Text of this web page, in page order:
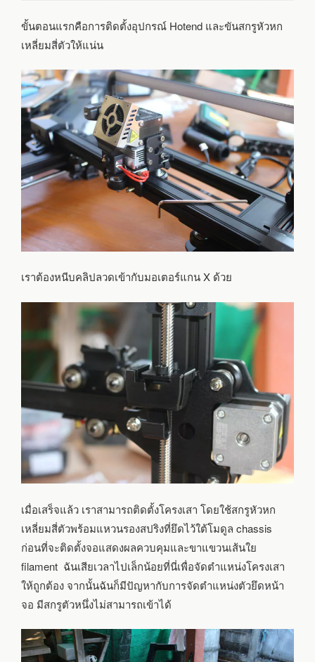
ขั้นตอนแรกคือการติดตั้งอุปกรณ์ Hotend และขันสกรูหัวหก
เหลี่ยมสี่ตัวให้แน่น
เราต้องหนีบคลิปลวดเข้ากับมอเตอร์แกน X ด้วย
เมื่อเสร็จแล้ว เราสามารถติดตั้งโครงเสา โดยใช้สกรูหัวหก
เหลี่ยมสี่ตัวพร้อมแหวนรองสปริงที่ยึดไว้ใต้โมดูล chassis
ก่อนที่จะติดตั้งจอแสดงผลควบคุมและขาแขวนเส้นใย
filament ฉันเสียเวลาไปเล็กน้อยที่นี่เพื่อจัดตำแหน่งโครงเสา
ให้ถูกต้อง จากนั้นฉันก็มีปัญหากับการจัดตำแหน่งตัวยึดหน้า
จอ มีสกรูตัวหนึ่งไม่สามารถเข้าได้